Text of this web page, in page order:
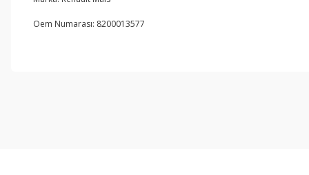
Oem Numarası: 8200013577